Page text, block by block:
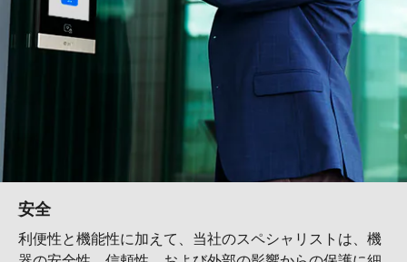
安全
利便性と機能性に加えて、当社のスペシャリストは、機